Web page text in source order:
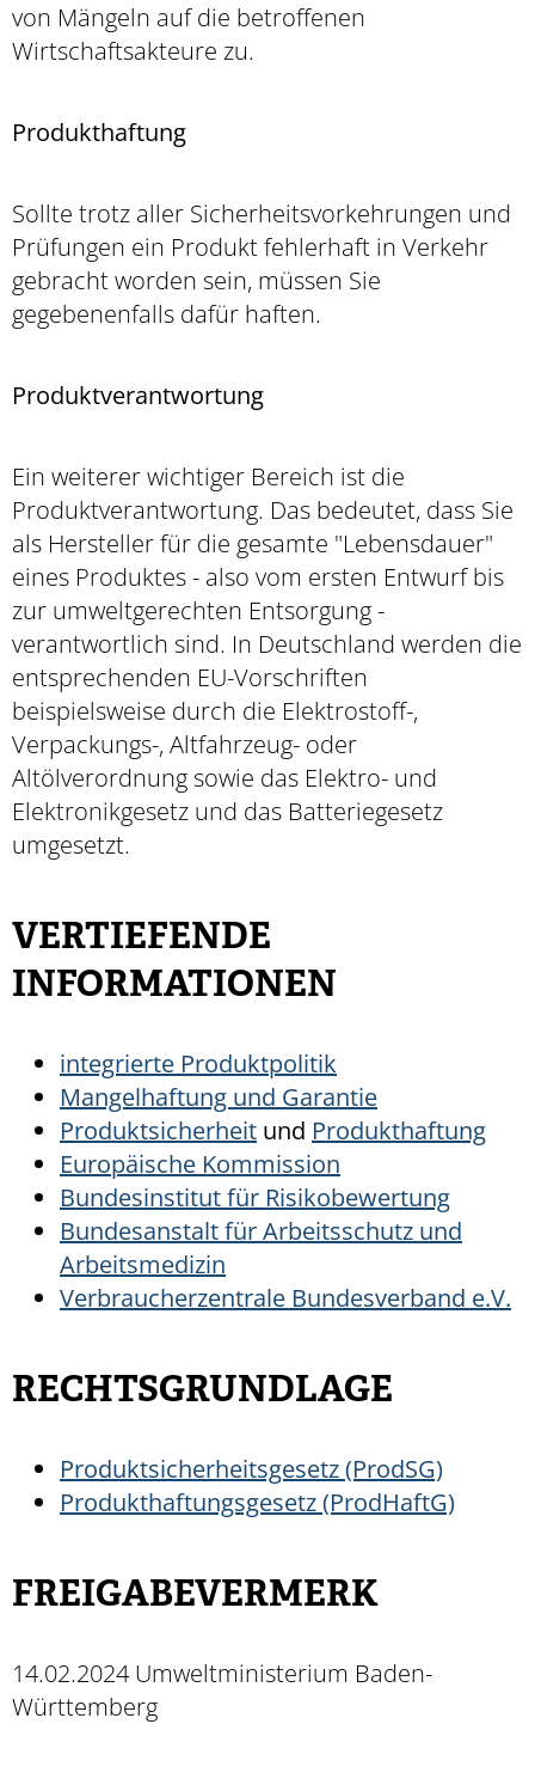
von Mängeln auf die betroffenen
Wirtschaftsakteure zu.
Produkthaftung
Sollte trotz aller Sicherheitsvorkehrungen und
Prüfungen ein Produkt fehlerhaft in Verkehr
gebracht worden sein, müssen Sie
gegebenenfalls dafür haften.
Produktverantwortung
Ein weiterer wichtiger Bereich ist die
Produktverantwortung. Das bedeutet, dass Sie
als Hersteller für die gesamte "Lebensdauer"
eines Produktes - also vom ersten Entwurf bis
zur umweltgerechten Entsorgung -
verantwortlich sind. In Deutschland werden die
entsprechenden EU-Vorschriften
beispielsweise durch die Elektrostoff-,
Verpackungs-, Altfahrzeug- oder
Altölverordnung sowie das Elektro- und
Elektronikgesetz und das Batteriegesetz
umgesetzt.
VERTIEFENDE
INFORMATIONEN
integrierte Produktpolitik
Mangelhaftung und Garantie
Produktsicherheit und Produkthaftung
Europäische Kommission
Bundesinstitut für Risikobewertung
Bundesanstalt für Arbeitsschutz und
Arbeitsmedizin
Verbraucherzentrale Bundesverband e.V.
RECHTSGRUNDLAGE
Produktsicherheitsgesetz (ProdSG)
Produkthaftungsgesetz (ProdHaftG)
FREIGABEVERMERK
14.02.2024 Umweltministerium Baden-
Württemberg